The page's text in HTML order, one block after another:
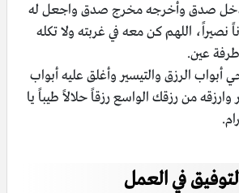
صدق وأخرجه مخرج صدق واجعل له
اللهم كن معه في غربته ولا تكله
عين.
أبواب الرزق والتيسير وأغلق عليه أبواب
من رزقك الواسع رزقاً حلالاً طيباً يا
في العمل